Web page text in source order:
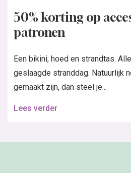
50% korting op
patronen
Een bikini, hoed en strandtas.
geslaagde stranddag. Natuurlijk
gemaakt zijn, dan steel je...
Lees verder